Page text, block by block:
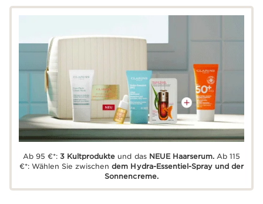
Ab 95 €*:3 Kultprodukte und das NEUE Haarserum.Ab 115
€*: Wählen Sie zwischendem Hydra-Essentiel-Spray und der
Sonnencreme.